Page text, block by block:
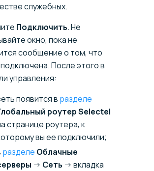
служебных.
Подключить. Не
окно, пока не
сообщение о том, что
После этого в
управления:
появится в разделе
роутер Selectel
странице роутера, к
вы ее подключили;
разделе Облачные
→ Сеть → вкладка